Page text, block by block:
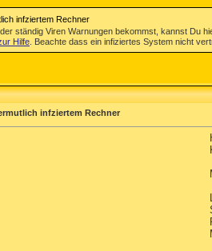
infziertem Rechner
ständig Viren Warnungen bekommst, kannst
Hilfe . Beachte dass ein infiziertes System nicht
infziertem Rechner